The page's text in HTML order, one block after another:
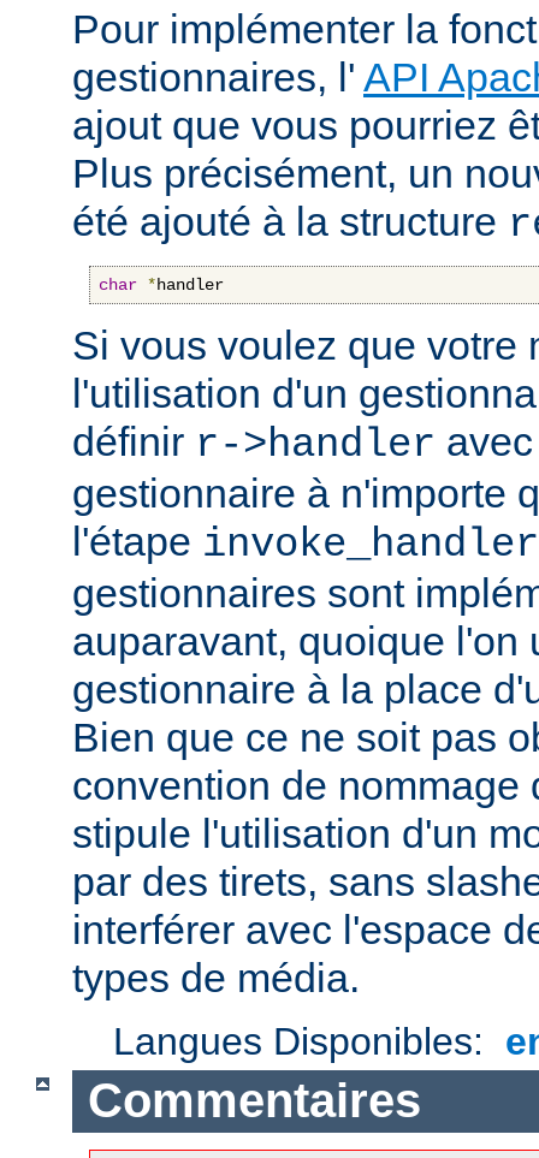
Pour implémenter la
gestionnaires, l' API
ajout que vous pourriez
Plus précisément, un
été ajouté à la structure
char *handler
Si vous voulez que votre
l'utilisation d'un
définir r->handler
gestionnaire à n'importe
l'étape invoke_handler
gestionnaires sont
auparavant, quoique l'on
gestionnaire à la place
Bien que ce ne soit pas
convention de nommage
stipule l'utilisation d'un
par des tirets, sans
interférer avec l'espace
types de média.
Langues Disponibles:
Commentaires